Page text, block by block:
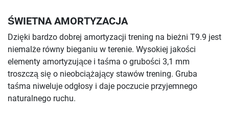
ŚWIETNA AMORTYZACJA
Dzięki bardzo dobrej amortyzacji trening na bieżni T9.9 jest
niemalże równy bieganiu w terenie. Wysokiej jakości
elementy amortyzujące i taśma o grubości 3,1 mm
troszczą się o nieobciążający stawów trening. Gruba
taśma niweluje odgłosy i daje poczucie przyjemnego
naturalnego ruchu.